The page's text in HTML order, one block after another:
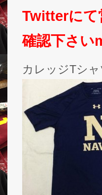
Twitterにて
確認下さい
カレッジTシャ